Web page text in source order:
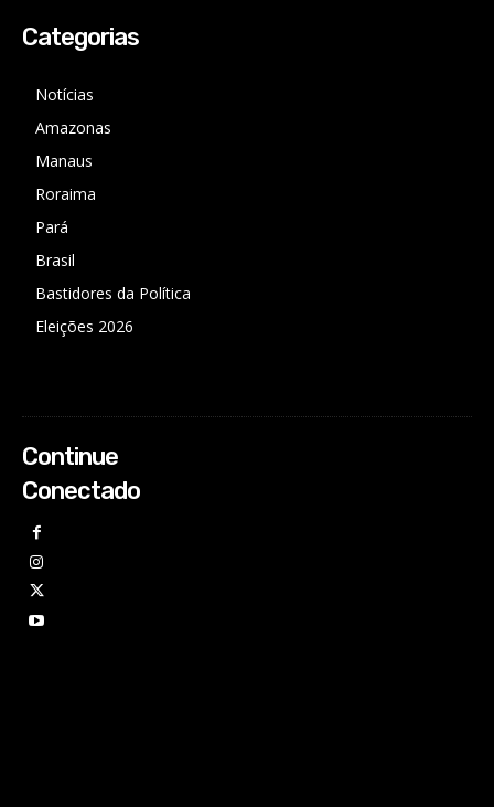
Categorias
Notícias
Amazonas
Manaus
Roraima
Pará
Brasil
Bastidores da Política
Eleições 2026
Continue
Conectado